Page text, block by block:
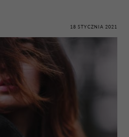
18 STYCZNIA 2021